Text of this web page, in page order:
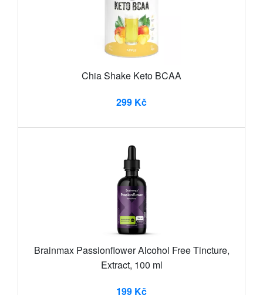
Chia Shake Keto BCAA
299 Kč
Brainmax Passionflower Alcohol Free Tincture,
Extract, 100 ml
199 Kč